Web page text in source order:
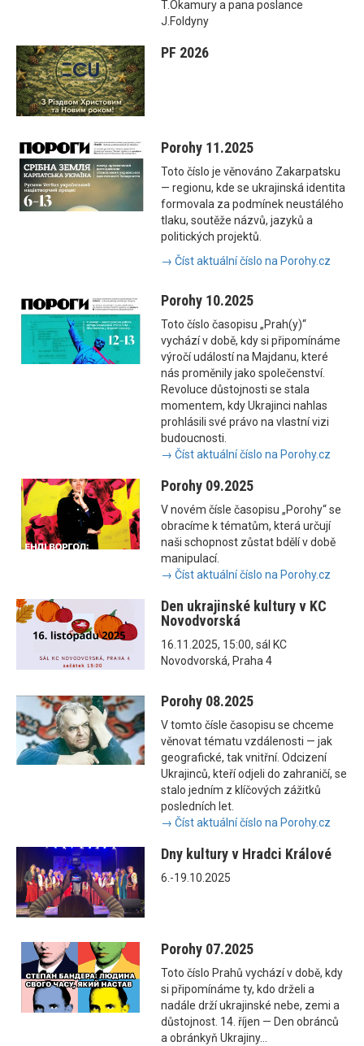
T.Okamury a pana poslance
J.Foldyny
PF 2026
Porohy 11.2025
Toto číslo je věnováno Zakarpatsku
— regionu, kde se ukrajinská identita
formovala za podmínek neustálého
tlaku, soutěže názvů, jazyků a
politických projektů.
→ Číst aktuální číslo na Porohy.cz
Porohy 10.2025
Toto číslo časopisu „Prah(y)“
vychází v době, kdy si připomínáme
výročí událostí na Majdanu, které
nás proměnily jako společenství.
Revoluce důstojnosti se stala
momentem, kdy Ukrajinci nahlas
prohlásili své právo na vlastní vizi
budoucnosti.
→ Číst aktuální číslo na Porohy.cz
Porohy 09.2025
V novém čísle časopisu „Porohy“ se
obracíme k tématům, která určují
naši schopnost zůstat bdělí v době
manipulací.
→ Číst aktuální číslo na Porohy.cz
Den ukrajinské kultury v KC
Novodvorská
16.11.2025, 15:00, sál KC
Novodvorská, Praha 4
Porohy 08.2025
V tomto čísle časopisu se chceme
věnovat tématu vzdálenosti — jak
geografické, tak vnitřní. Odcizení
Ukrajinců, kteří odjeli do zahraničí, se
stalo jedním z klíčových zážitků
posledních let.
→ Číst aktuální číslo na Porohy.cz
Dny kultury v Hradci Králové
6.-19.10.2025
Porohy 07.2025
Toto číslo Prahů vychází v době, kdy
si připomínáme ty, kdo drželi a
nadále drží ukrajinské nebe, zemi a
důstojnost. 14. říjen — Den obránců
a obránkyň Ukrajiny...